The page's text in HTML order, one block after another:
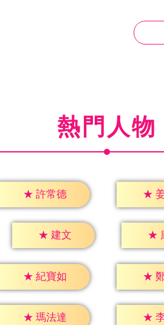
熱門人物
★ 許常德 ★
★ 建文 ★
★ 紀寶如 ★
★ 瑪法達 ★